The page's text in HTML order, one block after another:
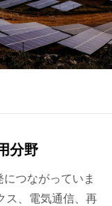
分野
つながっていま
ス、電気通信、再